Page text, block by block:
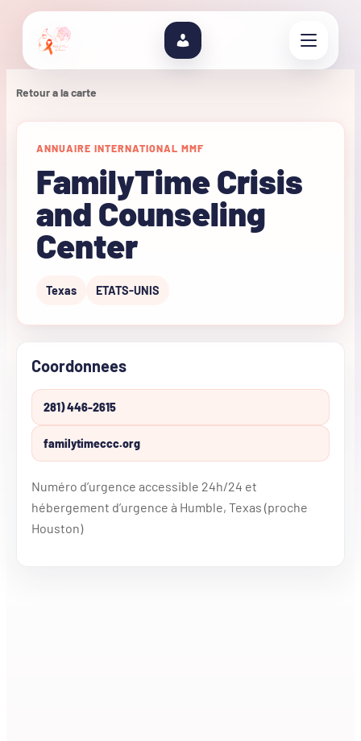
Retour a la carte
ANNUAIRE INTERNATIONAL MMF
FamilyTime Crisis
and Counseling
Center
Texas ETATS-UNIS
Coordonnees
281) 446-2615
familytimeccc.org
Numéro d’urgence accessible 24h/24 et
hébergement d’urgence à Humble, Texas (proche
Houston)